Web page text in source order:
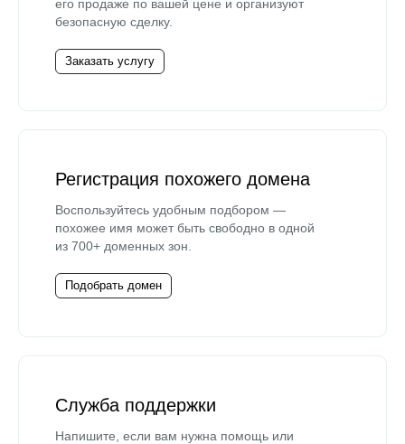
его продаже по вашей цене и организуют
безопасную сделку.
Заказать услугу
Регистрация похожего домена
Воспользуйтесь удобным подбором —
похожее имя может быть свободно в одной
из 700+ доменных зон.
Подобрать домен
Служба поддержки
Напишите, если вам нужна помощь или